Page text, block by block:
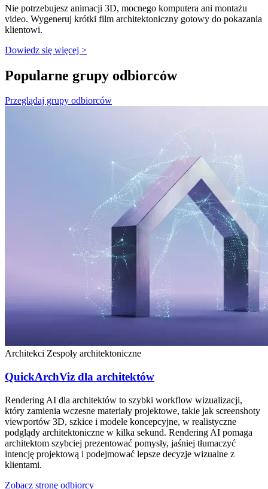
Nie potrzebujesz animacji 3D, mocnego komputera ani montażu
video. Wygeneruj krótki film architektoniczny gotowy do pokazania
klientowi.
Dowiedz się więcej >
Popularne grupy odbiorców
Przeglądaj grupy odbiorców
Architekci Zespoły architektoniczne
QuickArchViz dla architektów
Rendering AI dla architektów to szybki workflow wizualizacji,
który zamienia wczesne materiały projektowe, takie jak screenshoty
viewportów 3D, szkice i modele koncepcyjne, w realistyczne
podglądy architektoniczne w kilka sekund. Rendering AI pomaga
architektom szybciej prezentować pomysły, jaśniej tłumaczyć
intencję projektową i podejmować lepsze decyzje wizualne z
klientami.
Zobacz stronę odbiorcy